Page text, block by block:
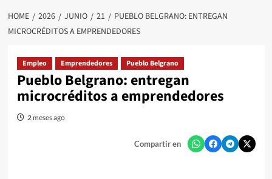
HOME 2026 JUNIO 21
PUEBLO BELGRANO: ENTREGAN
MICROCRÉDITOS A EMPRENDEDORES
Empleo Emprendedores Pueblo Belgrano
Pueblo Belgrano: entregan
microcréditos a emprendedores
2 meses ago
Compartir en